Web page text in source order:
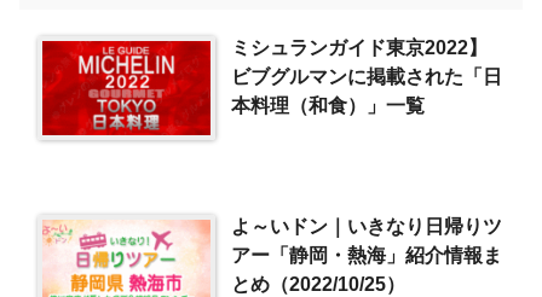
ミシュランガイド東京2022】
ビブグルマンに掲載された「日
本料理（和食）」一覧
よ～いドン｜いきなり日帰りツ
アー「静岡・熱海」紹介情報ま
とめ（2022/10/25）